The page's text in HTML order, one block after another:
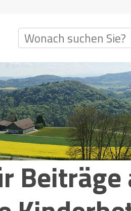
Suchbegriff
Beiträge